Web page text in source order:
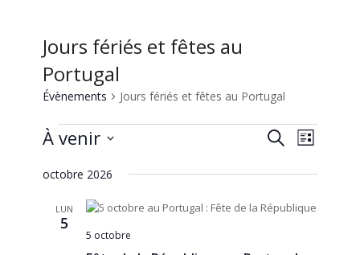
Jours fériés et fêtes au
Portugal
Évènements Jours fériés et fêtes au Portugal
de
Recherche
de
vues
Liste
À venir
une
octobre 2026
LUN
5
5 octobre